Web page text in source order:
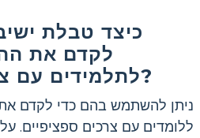
כיצד טבלת
לקדם את
לתלמידים עם צרכים ספציפיים?
ניתן להשתמש בהם כדי לקדם
ללומדים עם צרכים ספציפיים.